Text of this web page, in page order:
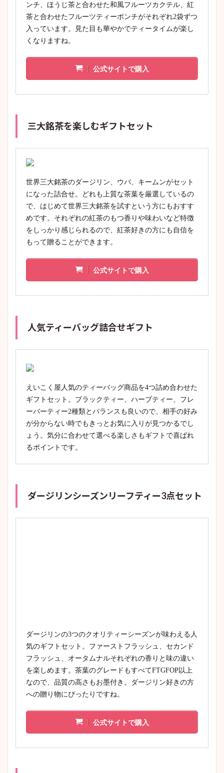
ンチ、ほうじ茶と合わせた和風フルーツカクテル、紅
茶と合わせたフルーツティーポンチがそれぞれ2袋ずつ
入っています。見た目も華やかでティータイムが楽し
くなりますね。
公式サイトで購入
三大銘茶を楽しむギフトセット
世界三大銘茶のダージリン、ウバ、キームンがセット
になった詰合せ。どれも上質な茶葉を厳選しているの
で、はじめて世界三大銘茶を試すという方にもおすす
めです。それぞれの紅茶のもつ香りや味わいなど特徴
をしっかり感じられるので、紅茶好きの方にも自信を
もって贈ることができます。
公式サイトで購入
人気ティーバッグ詰合せギフト
えいこく屋人気のティーバッグ商品を4つ詰め合わせた
ギフトセット。ブラックティー、ハーブティー、フレ
ーバーティー2種類とバランスも良いので、相手の好み
が分からない時でもきっとお気に入りが見つかるでし
ょう。気分に合わせて選べる楽しさもギフトで喜ばれ
るポイントです。
ダージリンシーズンリーフティー3点セット
ダージリンの3つのクオリティーシーズンが味わえる人
気のギフトセット。ファーストフラッシュ、セカンド
フラッシュ、オータムナルそれぞれの香りと味の違い
を楽しめます。茶葉のグレードもすべてFTGFOP以上
なので、品質の高さもお墨付き。ダージリン好きの方
への贈り物にぴったりですね。
公式サイトで購入